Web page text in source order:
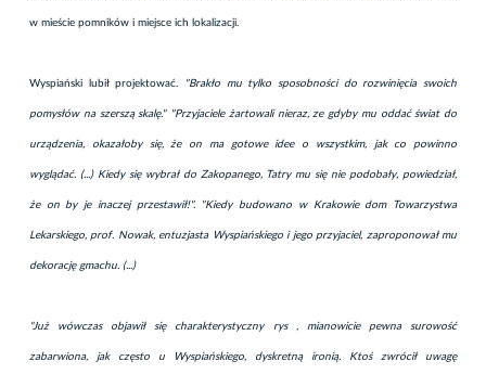
w mieście pomników i miejsce ich lokalizacji.
Wyspiański lubił projektować. "Brakło mu tylko sposobności do rozwinięcia swoich
pomysłów na szerszą skalę." "Przyjaciele żartowali nieraz, ze gdyby mu oddać świat do
urządzenia, okazałoby się, że on ma gotowe idee o wszystkim, jak co powinno
wyglądać. (...) Kiedy się wybrał do Zakopanego, Tatry mu się nie podobały, powiedział,
że on by je inaczej przestawił!". "Kiedy budowano w Krakowie dom Towarzystwa
Lekarskiego, prof. Nowak, entuzjasta Wyspiańskiego i jego przyjaciel, zaproponował mu
dekorację gmachu. (...)
"Już wówczas objawił się charakterystyczny rys , mianowicie pewna surowość
zabarwiona, jak często u Wyspiańskiego, dyskretną ironią. Ktoś zwrócił uwagę